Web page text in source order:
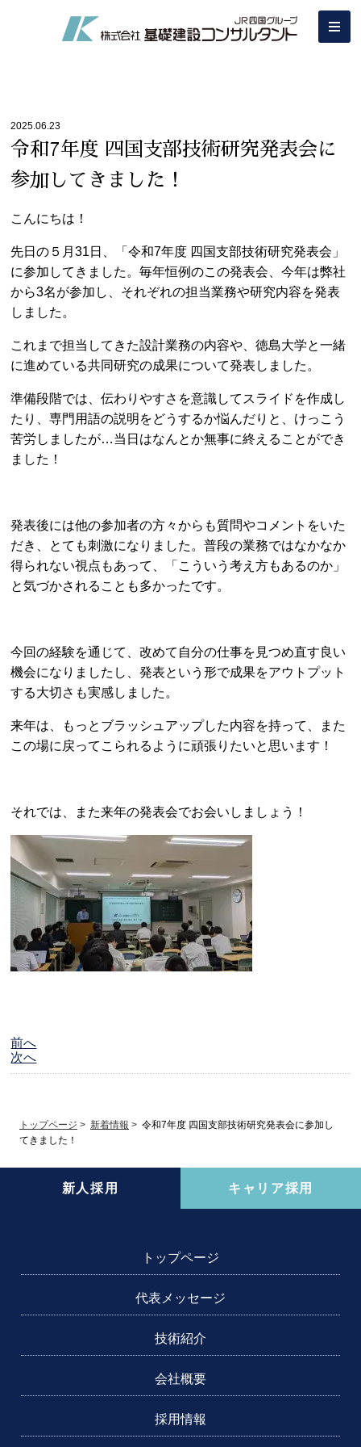
2025.06.23
令和7年度 四国支部技術研究発表会に
参加してきました！
こんにちは！
先日の５月31日、「令和7年度 四国支部技術研究発表会」
に参加してきました。毎年恒例のこの発表会、今年は弊社
から3名が参加し、それぞれの担当業務や研究内容を発表
しました。
これまで担当してきた設計業務の内容や、徳島大学と一緒
に進めている共同研究の成果について発表しました。
準備段階では、伝わりやすさを意識してスライドを作成し
たり、専門用語の説明をどうするか悩んだりと、けっこう
苦労しましたが…当日はなんとか無事に終えることができ
ました！
発表後には他の参加者の方々からも質問やコメントをいた
だき、とても刺激になりました。普段の業務ではなかなか
得られない視点もあって、「こういう考え方もあるのか」
と気づかされることも多かったです。
今回の経験を通じて、改めて自分の仕事を見つめ直す良い
機会になりましたし、発表という形で成果をアウトプット
する大切さも実感しました。
来年は、もっとブラッシュアップした内容を持って、また
この場に戻ってこられるように頑張りたいと思います！
それでは、また来年の発表会でお会いしましょう！
前へ
次へ
トップページ > 新着情報 > 令和7年度 四国支部技術研究発表会に参加し
てきました！
新人採用 キャリア採用
トップページ
代表メッセージ
技術紹介
会社概要
採用情報